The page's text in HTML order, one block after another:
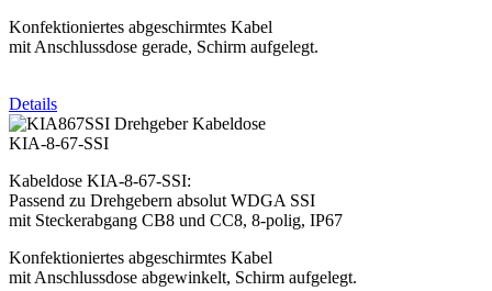
Konfektioniertes abgeschirmtes Kabel
mit Anschlussdose gerade, Schirm aufgelegt.
Details
KIA-8-67-SSI
Kabeldose KIA-8-67-SSI:
Passend zu Drehgebern absolut WDGA SSI
mit Steckerabgang CB8 und CC8, 8-polig, IP67
Konfektioniertes abgeschirmtes Kabel
mit Anschlussdose abgewinkelt, Schirm aufgelegt.